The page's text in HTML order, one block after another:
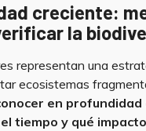
creciente:
la
representan una
ecosistemas
en profundidad
tiempo y qué